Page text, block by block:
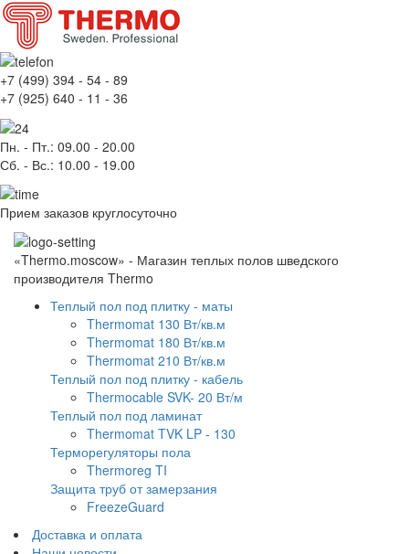
+7 (499) 394 - 54 - 89
+7 (925) 640 - 11 - 36
Пн. - Пт.: 09.00 - 20.00
Сб. - Вс.: 10.00 - 19.00
Прием заказов круглосуточно
«Thermo.moscow» - Магазин теплых полов шведского
производителя Thermo
Теплый пол под плитку - маты
Thermomat 130 Вт/кв.м
Thermomat 180 Вт/кв.м
Thermomat 210 Вт/кв.м
Теплый пол под плитку - кабель
Thermocable SVK- 20 Вт/м
Теплый пол под ламинат
Thermomat TVK LP - 130
Терморегуляторы пола
Thermoreg TI
Защита труб от замерзания
FreezeGuard
Доставка и оплата